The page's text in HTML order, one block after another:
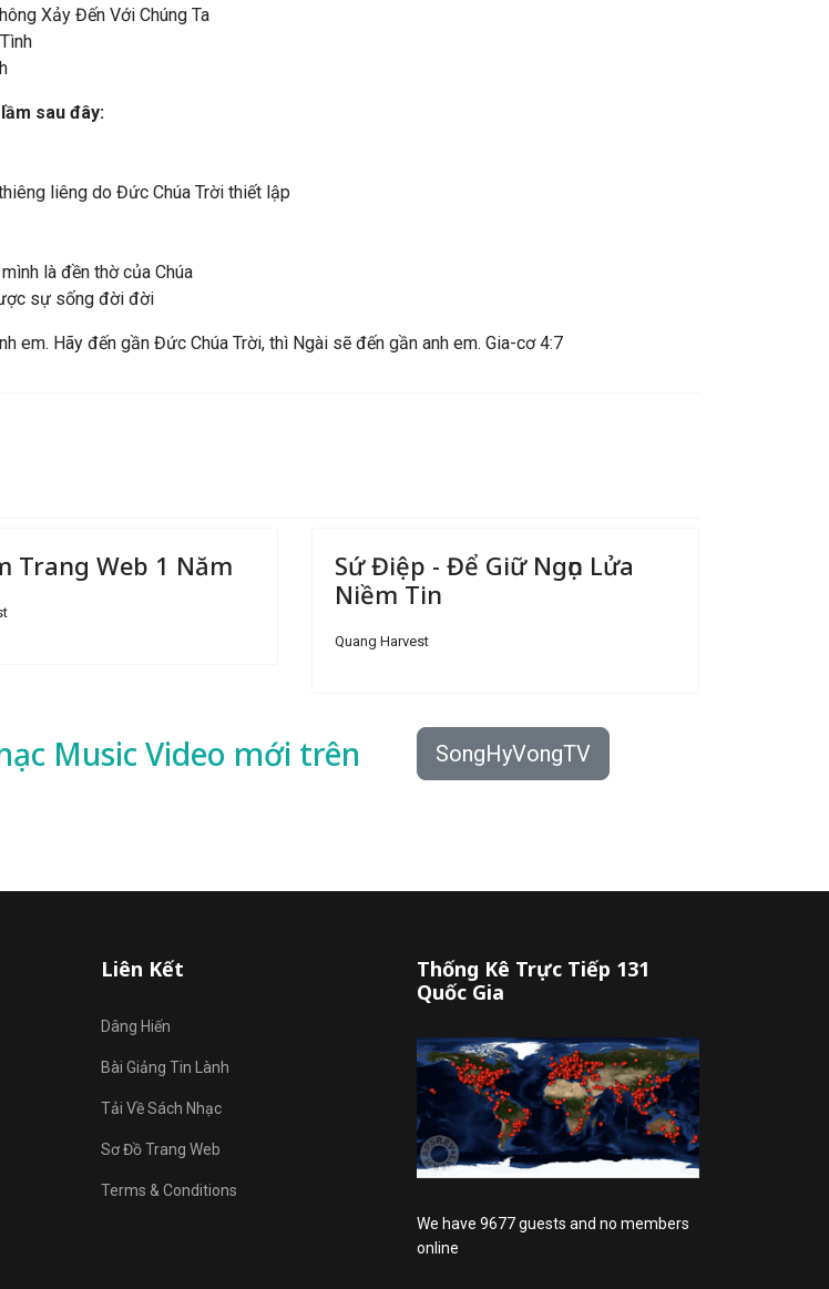
Xảy Đến Với Chúng Ta
sau đây:
liêng do Đức Chúa Trời thiết lập
là đền thờ của Chúa
sự sống đời đời
em. Hãy đến gần Đức Chúa Trời, thì Ngài sẽ đến gần anh em. Gia-cơ 4:7
Trang Web 1 Năm
Sứ Điệp - Để Giữ Ngọn Lửa
Niềm Tin
Quang Harvest
Music Video mới trên SongHyVongTV
Liên Kết
Dâng Hiến
Bài Giảng Tin Lành
Tải Về Sách Nhạc
Sơ Đồ Trang Web
Terms & Conditions
Thống Kê Trực Tiếp 131
Quốc Gia
We have 9677 guests and no members
online